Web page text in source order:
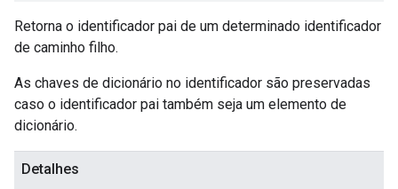
Retorna o identificador pai de um determinado identificador
de caminho filho.
As chaves de dicionário no identificador são preservadas
caso o identificador pai também seja um elemento de
dicionário.
Detalhes